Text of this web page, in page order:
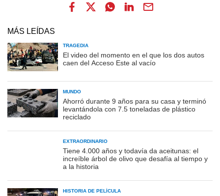
MÁS LEÍDAS
TRAGEDIA
El video del momento en el que los dos autos
caen del Acceso Este al vacío
MUNDO
Ahorró durante 9 años para su casa y terminó
levantándola con 7.5 toneladas de plástico
reciclado
EXTRAORDINARIO
Tiene 4.000 años y todavía da aceitunas: el
increíble árbol de olivo que desafía al tiempo y
a la historia
HISTORIA DE PELÍCULA